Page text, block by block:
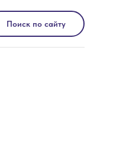
Поиск по сайту